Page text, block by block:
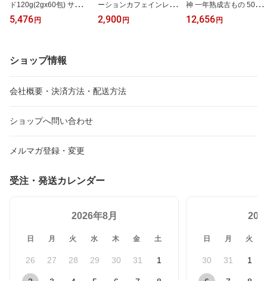
ド120g(2gx60包) サイ
ズ：2グラム (x 60)
5,476 円
ーションカフェインレス
25個
2,900 円
神 一年熟成古もの 50gx1
6束【手提げ紙袋付】(高
島屋)
12,656 円
ショップ情報
会社概要・決済方法・配送方法
ショップへ問い合わせ
メルマガ登録・変更
受注・発送カレンダー
2026年8月
日 月 火 水 木 金 土
26 27 28 29 30 31 1
日 月 火
30 31 1